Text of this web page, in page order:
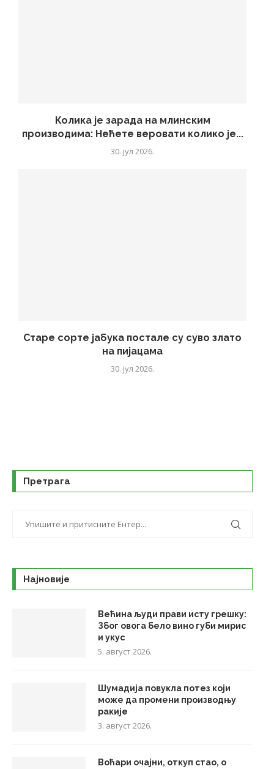
Колика је зарада на млинским
производима: Нећете веровати колико је...
30. јул 2026.
Старе сорте јабука постале су суво злато
на пијацама
30. јул 2026.
Претрага
Најновије
Већина људи прави исту грешку:
Због овога бело вино губи мирис
и укус
5. август 2026.
Шумадија повукла потез који
може да промени производњу
ракије
3. август 2026.
Воћари очајни, откуп стао, о